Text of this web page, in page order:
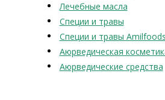
Лечебные масла
Специи и травы
Специи и травы Amilfoods
Аюрведическая
Аюрведические средства